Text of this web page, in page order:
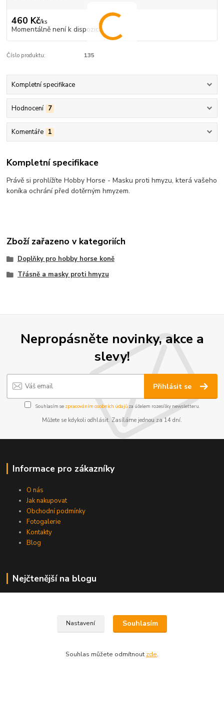
460 Kč/ks
Momentálně není k dispozici
Číslo produktu: 135
Kompletní specifikace
Hodnocení 7
Komentáře 1
Kompletní specifikace
Právě si prohlížíte Hobby Horse - Masku proti hmyzu, která vašeho
koníka ochrání před dotěrným hmyzem.
Zboží zařazeno v kategoriích
Doplňky pro hobby horse koně
Třásně a masky proti hmyzu
Nepropásněte novinky, akce a
slevy!
Přihlásit se
Souhlasím se zpracováním osobních údajůza účelem rozesílky newsletteru.
Můžete se kdykoli odhlásit. Zasíláme jednou za 14 dní.
Informace pro zákazníky
O nás
Jak nakupovat
Obchodní podmínky
Fotogalerie
Kontakty
Blog
Nejčtenější na blogu
+420 606 215 413
Nastavení Souhlasím
Souhlas můžete odmítnout zde.